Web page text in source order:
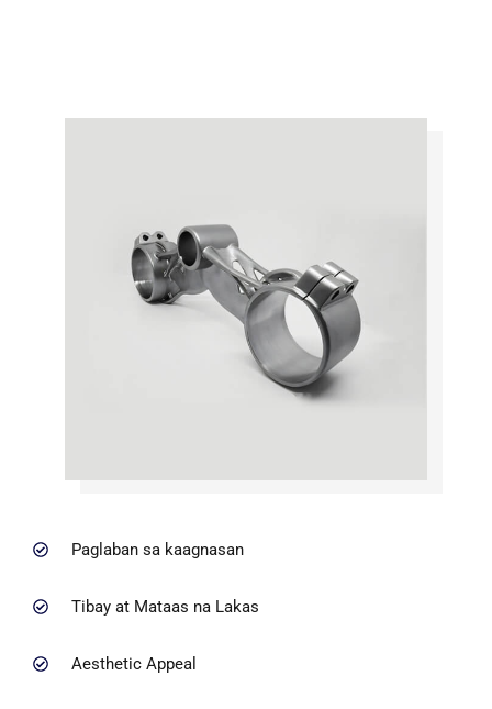
Paglaban sa kaagnasan
Tibay at Mataas na Lakas
Aesthetic Appeal